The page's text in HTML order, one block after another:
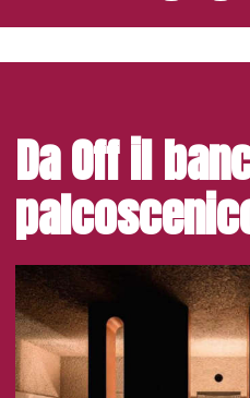
lounge bar,passando per il
cena gourmet, con prezzi
concept basato su ottime
cottura innovativi, per dar
piatti d’ispirazione fusion.
la Tartare di ricciola
e, tra i secondi, il Tonno
tostato, carciofi alla romana
con Vermouth Martini o il
e amarena.
Atmosfera barocca e foto di
Da Off il